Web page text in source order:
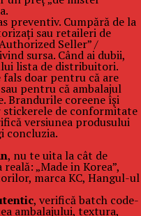
preventiv. Cumpără de la
sau retaileri de
Seller” /
sursa. Când ai dubii,
lista de distribuitori.
doar pentru că are
pentru că ambalajul
Brandurile coreene își
stickerele de conformitate
versiunea produsului
concluzia.
, nu te uita la cât de
„Made in Korea”,
marca KC, Hangul-ul
, verifică batch code-
ambalajului, textura,